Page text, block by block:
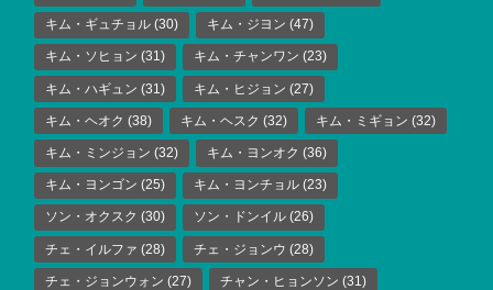
キム・ギュチョル (30) キム・ジヨン (47)
キム・ソヒョン (31) キム・チャンワン (23)
キム・ハギュン (31) キム・ヒジョン (27)
キム・ヘオク (38) キム・ヘスク (32) キム・ミギョン (32)
キム・ミンジョン (32) キム・ヨンオク (36)
キム・ヨンゴン (25) キム・ヨンチョル (23)
ソン・オクスク (30) ソン・ドンイル (26)
チェ・イルファ (28) チェ・ジョンウ (28)
チェ・ジョンウォン (27) チャン・ヒョンソン (31)